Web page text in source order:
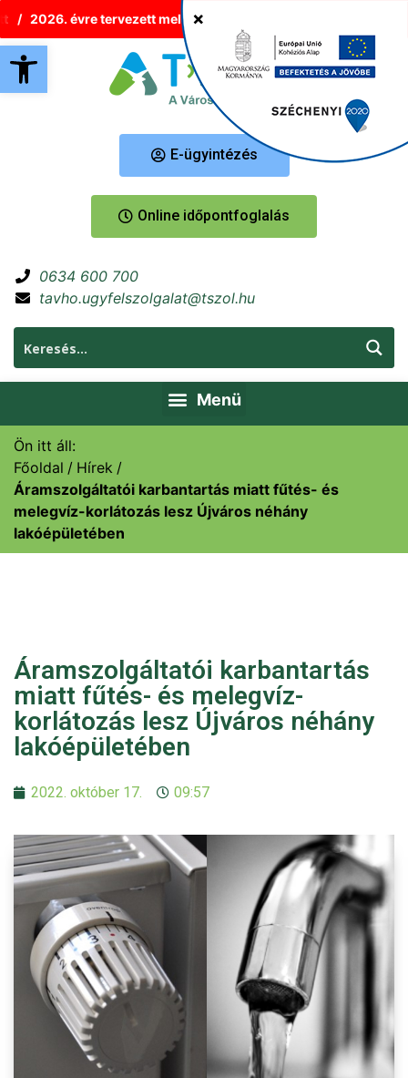
Eszköztár megnyitása
2026. évre tervezett melegvíz-korlátozások Tatabányán
E-ügyintézés
Online időpontfoglalás
0634 600 700
tavho.ugyfelszolgalat@tszol.hu
Ön itt áll:
Főoldal
Hírek
Áramszolgáltatói karbantartás miatt fűtés- és
melegvíz-korlátozás lesz Újváros néhány
lakóépületében
Áramszolgáltatói karbantartás
miatt fűtés- és melegvíz-
korlátozás lesz Újváros néhány
lakóépületében
2022. október 17. 09:57